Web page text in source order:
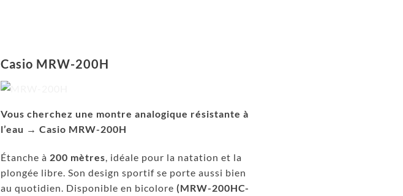
Casio MRW-200H
Vous cherchez une montre analogique résistante à
l’eau → Casio MRW-200H
Étanche à 200 mètres, idéale pour la natation et la
plongée libre. Son design sportif se porte aussi bien
au quotidien. Disponible en bicolore (MRW-200HC-